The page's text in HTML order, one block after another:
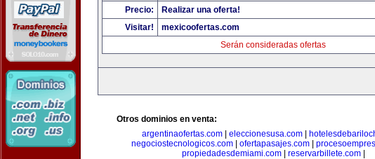
Precio:
Realizar una oferta!
Visitar!
mexicoofertas.com
Serán consideradas ofertas
Otros dominios en venta:
argentinaofertas.com| eleccionesusa.com|
negociostecnologicos.com
ofertapasajes.com
propiedadesdemiami.com| reservarbillete.com|